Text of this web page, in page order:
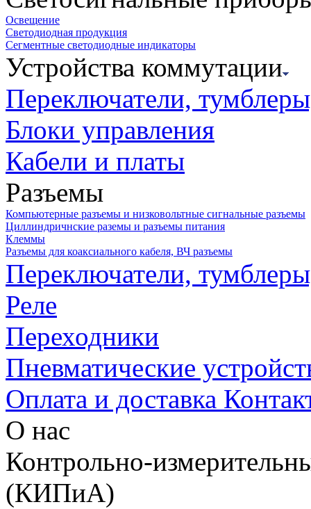
Освещение
Светодиодная продукция
Сегментные светодиодные индикаторы
Устройства коммутации
Переключатели,
Блоки управления
Кабели и платы
Разъемы
Компьютерные разъемы и низковольтные сигнальные разъемы
Циллиндричнские раземы и разъемы питания
Клеммы
Разъемы для коаксиального кабеля, ВЧ разъемы
Переключатели,
Реле
Переходники
Пневматические
Оплата и доставка
О нас
Контрольно-
(КИПиА)